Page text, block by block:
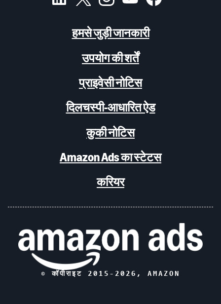
हमसे जुड़ी जानकारी
उपयोग की शर्तें
प्राइवेसी नोटिस
दिलचस्पी-आधारित ऐड
कुकी नोटिस
Amazon Ads का स्टेटस
करियर
© कॉपीराइट 2015- 2026 , AMAZON